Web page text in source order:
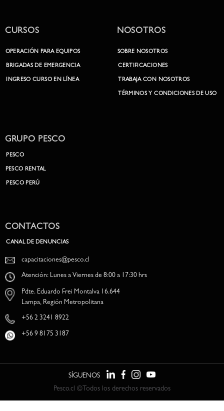
CURSOS
OPERACIÓN PARA EQUIPOS
BRIGADAS DE EMERGENCIA
INGRESO CURSO EN LÍNEA
NOSOTROS
SOBRE NOSOTROS
CERTIFICACIONES
TRABAJA CON NOSOTROS
TÉRMINOS Y CONDICIONES DE USO
GRUPO PESCO
PESCO
PESCO RENTAL
PESCO PERÚ
CONTACTOS
CANAL DE DENUNCIAS
capacitaciones@pesco.cl
Atención: Lunes a Viernes de 8:00 a 17:30 hrs
Pdte. Eduardo Frei Montalva 16.644
Lampa, Región Metropolitana
+56 2 3241 8922
+56 9 8175 3187
SÍGUENOS
Pesco.cl ©Todos los derechos reservados